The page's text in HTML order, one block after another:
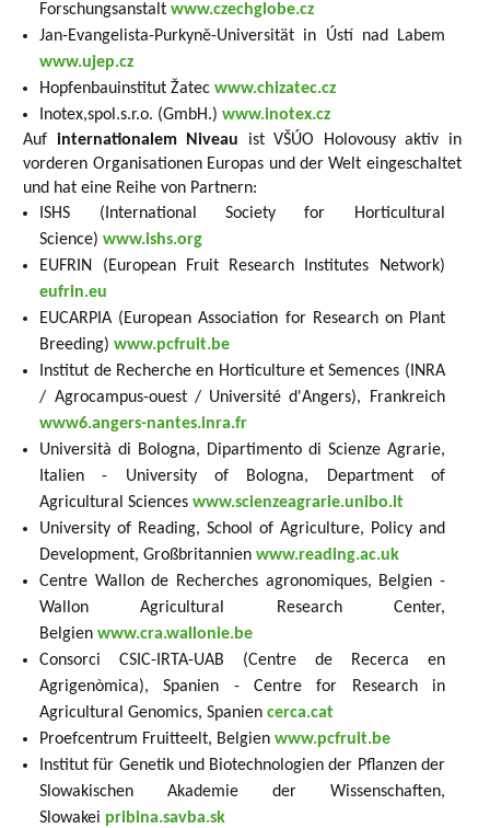
Forschungsanstaltwww.czechglobe.cz
Jan-Evangelista-Purkyně-Universität in Ústí nad Labem
www.ujep.cz
Hopfenbauinstitut Žatecwww.chizatec.cz
Inotex,spol.s.r.o. (GmbH.)www.inotex.cz
Auf internationalem Niveau ist VŠÚO Holovousy aktiv in
vorderen Organisationen Europas und der Welt eingeschaltet
und hat eine Reihe von Partnern:
ISHS (International Society for Horticultural
Science)www.ishs.org
EUFRIN (European Fruit Research Institutes Network)
eufrin.eu
EUCARPIA (European Association for Research on Plant
Breeding)www.pcfruit.be
Institut de Recherche en Horticulture et Semences (INRA
/ Agrocampus-ouest / Université d'Angers), Frankreich
www6.angers-nantes.inra.fr
Università di Bologna, Dipartimento di Scienze Agrarie,
Italien - University of Bologna, Department of
Agricultural Scienceswww.scienzeagrarie.unibo.it
University of Reading, School of Agriculture, Policy and
Development, Großbritannienwww.reading.ac.uk
Centre Wallon de Recherches agronomiques, Belgien -
Wallon Agricultural Research Center,
Belgienwww.cra.wallonie.be
Consorci CSIC-IRTA-UAB (Centre de Recerca en
Agrigenòmica), Spanien - Centre for Research in
Agricultural Genomics, Spaniencerca.cat
Proefcentrum Fruitteelt, Belgienwww.pcfruit.be
Institut für Genetik und Biotechnologien der Pflanzen der
Slowakischen Akademie der Wissenschaften,
Slowakei pribina.savba.sk